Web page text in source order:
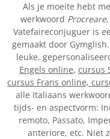
Als je moeite hebt
werkwoord Procreare
Vatefaireconjuguer is
gemaakt door
leuke,
Engels online, cursus
cursus Frans online,
alle Italiaans
tijds- en aspectvorm:
remoto, Passato,
anteriore, etc. Niet